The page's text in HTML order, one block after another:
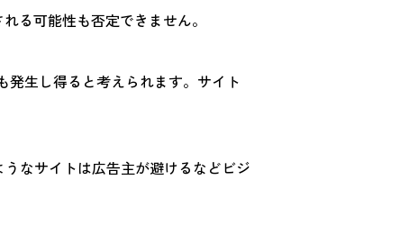
る可能性も否定できません。
生し得ると考えられます。サイト
なサイトは広告主が避けるなどビジ